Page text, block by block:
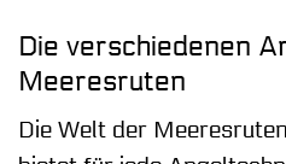
Die verschiedenen
Meeresruten
Die Welt der